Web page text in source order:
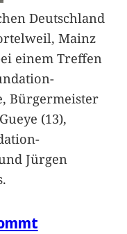
Deutschland
Mainz
einem Treffen
Bürgermeister
(13),
Jürgen